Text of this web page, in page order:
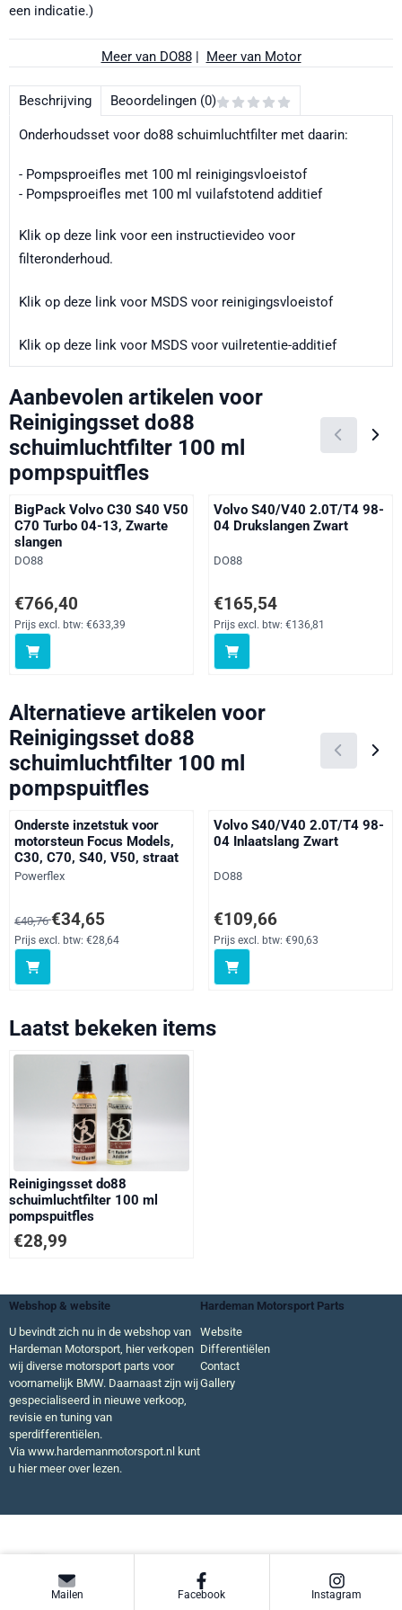
een indicatie.)
Meer van DO88| Meer van Motor
Beschrijving Beoordelingen (0)
Onderhoudsset voor do88 schuimluchtfilter met daarin:
- Pompsproeifles met 100 ml reinigingsvloeistof
- Pompsproeifles met 100 ml vuilafstotend additief
Klik op deze link voor een instructievideo voor
filteronderhoud.
Klik op deze link voor MSDS voor reinigingsvloeistof
Klik op deze link voor MSDS voor vuilretentie-additief
Aanbevolen artikelen voor
Reinigingsset do88
schuimluchtfilter 100 ml
pompspuitfles
BigPack Volvo C30 S40 V50
C70 Turbo 04-13, Zwarte
slangen
Merk:
DO88
Prijs: 766,40, exclusief btw: 633,39
€766,40
Prijs excl. btw: €633,39
Volvo S40/V40 2.0T/T4 98-
04 Drukslangen Zwart
Merk:
DO88
Prijs: 165,54, exclusief btw:
€165,54
Prijs excl. btw: €136,81
Alternatieve artikelen voor
Reinigingsset do88
schuimluchtfilter 100 ml
pompspuitfles
Onderste inzetstuk voor
motorsteun Focus Models,
C30, C70, S40, V50, straat
Merk:
Powerflex
Van 40,76 voor 34,65, exclusief btw: 28,64
€40,76€34,65
Prijs excl. btw: €28,64
Volvo S40/V40 2.0T/T4 98-
04 Inlaatslang Zwart
Merk:
DO88
Prijs: 109,66, exclusief btw:
€109,66
Prijs excl. btw: €90,63
Laatst bekeken items
Reinigingsset do88
schuimluchtfilter 100 ml
pompspuitfles
€28,99
Webshop & website
Hardeman Motorsport Parts
U bevindt zich nu in de webshop van
Hardeman Motorsport, hier verkopen
wij diverse motorsport parts voor
voornamelijk BMW. Daarnaast zijn wij
gespecialiseerd in nieuwe verkoop,
revisie en tuning van
sperdifferentiëlen.
Via www.hardemanmotorsport.nl kunt
u hier meer over lezen.
Website
Differentiëlen
Contact
Gallery
Mailen Facebook Instagram